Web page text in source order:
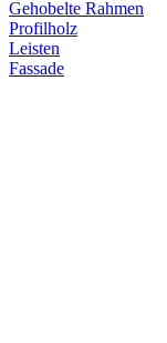
Gehobelte Rahmen
Profilholz
Leisten
Fassade